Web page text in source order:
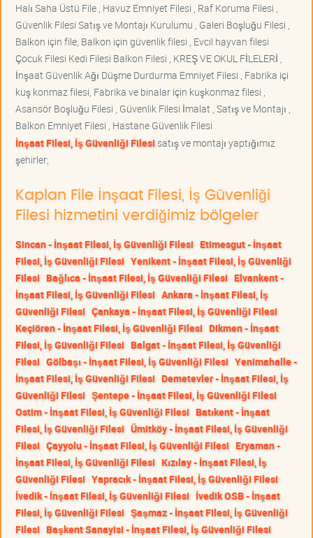
Halı Saha Üstü File , Havuz Emniyet Filesi , Raf Koruma Filesi ,
Güvenlik Filesi Satış ve Montajı Kurulumu , Galeri Boşluğu Filesi ,
Balkon için file, Balkon için güvenlik filesi , Evcil hayvan filesi
Çocuk Filesi Kedi Filesi Balkon Filesi , KREŞ VE OKUL FİLELERİ ,
İnşaat Güvenlik Ağı Düşme Durdurma Emniyet Filesi , Fabrika içi
kuş konmaz filesi, Fabrika ve binalar için kuşkonmaz filesi ,
Asansör Boşluğu Filesi , Güvenlik Filesi İmalat , Satış ve Montajı ,
Balkon Emniyet Filesi , Hastane Güvenlik Filesi
İnşaat Filesi, İş Güvenliği Filesisatış ve montajı yaptığımız
şehirler;
Kaplan File İnşaat Filesi, İş Güvenliği
Filesi hizmetini verdiğimiz bölgeler
Sincan - İnşaat Filesi, İş Güvenliği Filesi Etimesgut - İnşaat
Filesi, İş Güvenliği Filesi Yenikent - İnşaat Filesi, İş Güvenliği
Filesi Bağlıca - İnşaat Filesi, İş Güvenliği Filesi Elvankent -
İnşaat Filesi, İş Güvenliği Filesi Ankara - İnşaat Filesi, İş
Güvenliği Filesi Çankaya - İnşaat Filesi, İş Güvenliği Filesi
Keçiören - İnşaat Filesi, İş Güvenliği Filesi Dikmen - İnşaat
Filesi, İş Güvenliği Filesi Balgat - İnşaat Filesi, İş Güvenliği
Filesi Gölbaşı - İnşaat Filesi, İş Güvenliği Filesi Yenimahalle -
İnşaat Filesi, İş Güvenliği Filesi Demetevler - İnşaat Filesi, İş
Güvenliği Filesi Şentepe - İnşaat Filesi, İş Güvenliği Filesi
Ostim - İnşaat Filesi, İş Güvenliği Filesi Batıkent - İnşaat
Filesi, İş Güvenliği Filesi Ümitköy - İnşaat Filesi, İş Güvenliği
Filesi Çayyolu - İnşaat Filesi, İş Güvenliği Filesi Eryaman -
İnşaat Filesi, İş Güvenliği Filesi Kızılay - İnşaat Filesi, İş
Güvenliği Filesi Yapracık - İnşaat Filesi, İş Güvenliği Filesi
İvedik - İnşaat Filesi, İş Güvenliği Filesi İvedik OSB - İnşaat
Filesi, İş Güvenliği Filesi Şaşmaz - İnşaat Filesi, İş Güvenliği
Filesi Başkent Sanayisi - İnşaat Filesi, İş Güvenliği Filesi